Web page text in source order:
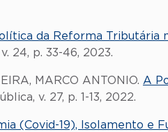
da Reforma Tributária
24, p. 33-46, 2023.
MARCO ANTONIO. A
v. 27, p. 1-13, 2022.
(Covid-19), Isolamento e